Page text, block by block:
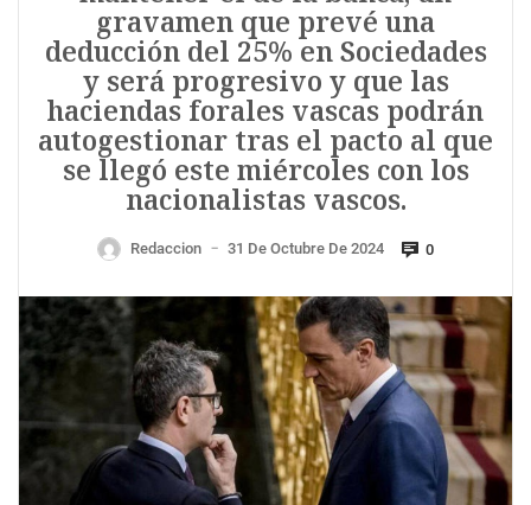
gravamen que prevé una
deducción del 25% en Sociedades
y será progresivo y que las
haciendas forales vascas podrán
autogestionar tras el pacto al que
se llegó este miércoles con los
nacionalistas vascos.
Redaccion — 31 De Octubre De 2024 0